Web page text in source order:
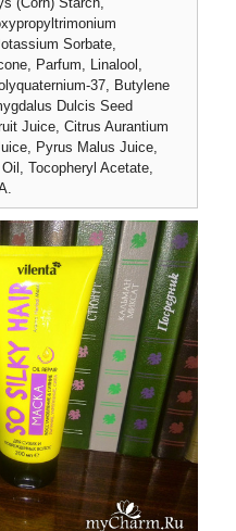
Sorbate,
Parfum, Linalool,
37, Butylene
Dulcis Seed
Juice, Citrus Aurantium
Pyrus Malus Juice,
Tocopheryl Acetate,